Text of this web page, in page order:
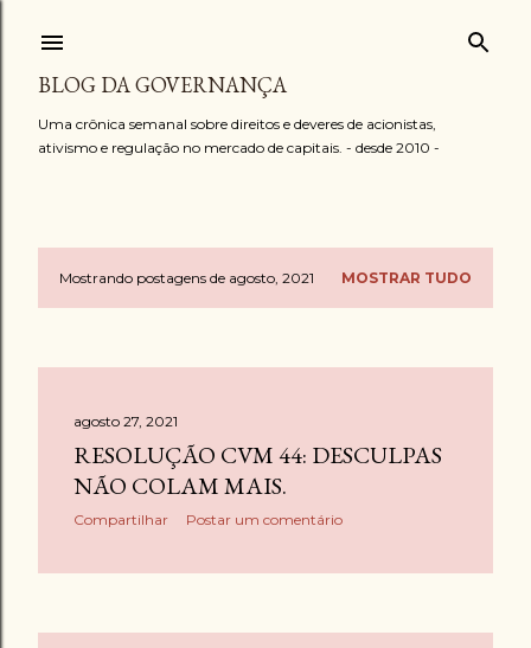
BLOG DA GOVERNANÇA
Uma crônica semanal sobre direitos e deveres de acionistas,
ativismo e regulação no mercado de capitais. - desde 2010 -
P
e
n
Mostrando postagens de agosto, 2021 MOSTRAR TUDO
agosto 27, 2021
RESOLUÇÃO CVM 44: DESCULPAS
NÃO COLAM MAIS.
Compartilhar Postar um comentário